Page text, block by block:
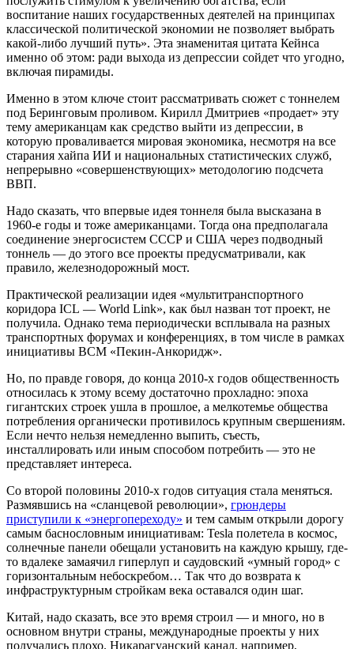
воспитание наших государственных деятелей на принципах
классической политической экономии не позволяет выбрать
какой-либо лучший путь». Эта знаменитая цитата Кейнса
именно об этом: ради выхода из депрессии сойдет что угодно,
включая пирамиды.
Именно в этом ключе стоит рассматривать сюжет с тоннелем
под Беринговым проливом. Кирилл Дмитриев «продает» эту
тему американцам как средство выйти из депрессии, в
которую проваливается мировая экономика, несмотря на все
старания хайпа ИИ и национальных статистических служб,
непрерывно «совершенствующих» методологию подсчета
ВВП.
Надо сказать, что впервые идея тоннеля была высказана в
1960-е годы и тоже американцами. Тогда она предполагала
соединение энергосистем СССР и США через подводный
тоннель — до этого все проекты предусматривали, как
правило, железнодорожный мост.
Практической реализации идея «мультитранспортного
коридора ICL — World Link», как был назван тот проект, не
получила. Однако тема периодически всплывала на разных
транспортных форумах и конференциях, в том числе в рамках
инициативы ВСМ «Пекин-Анкоридж».
Но, по правде говоря, до конца 2010-х годов общественность
относилась к этому всему достаточно прохладно: эпоха
гигантских строек ушла в прошлое, а мелкотемье общества
потребления органически противилось крупным свершениям.
Если нечто нельзя немедленно выпить, съесть,
инсталлировать или иным способом потребить — это не
представляет интереса.
Со второй половины 2010-х годов ситуация стала меняться.
Размявшись на «сланцевой революции», грюндеры
приступили к «энергопереходу» и тем самым открыли дорогу
самым баснословным инициативам: Tesla полетела в космос,
солнечные панели обещали установить на каждую крышу, где-
то вдалеке замаячил гиперлуп и саудовский «умный город» с
горизонтальным небоскребом… Так что до возврата к
инфраструктурным стройкам века оставался один шаг.
Китай, надо сказать, все это время строил — и много, но в
основном внутри страны, международные проекты у них
получались плохо. Никарагуанский канал, например,